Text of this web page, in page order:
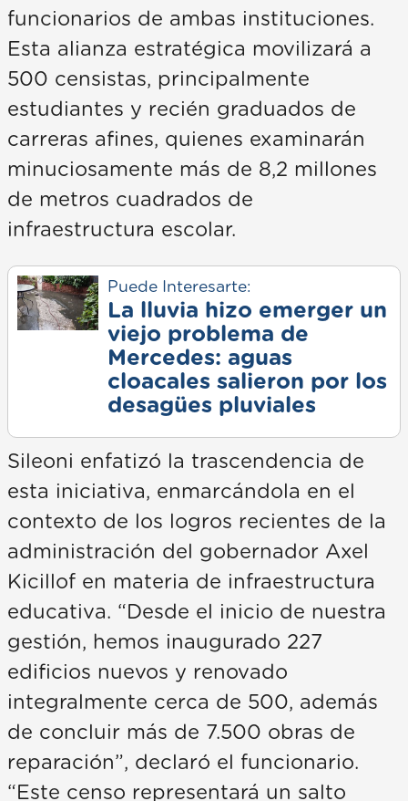
funcionarios de ambas instituciones.
Esta alianza estratégica movilizará a
500 censistas, principalmente
estudiantes y recién graduados de
carreras afines, quienes examinarán
minuciosamente más de 8,2 millones
de metros cuadrados de
infraestructura escolar.
Puede Interesarte:
La lluvia hizo emerger un
viejo problema de
Mercedes: aguas
cloacales salieron por los
desagües pluviales
Sileoni enfatizó la trascendencia de
esta iniciativa, enmarcándola en el
contexto de los logros recientes de la
administración del gobernador Axel
Kicillof en materia de infraestructura
educativa. “Desde el inicio de nuestra
gestión, hemos inaugurado 227
edificios nuevos y renovado
integralmente cerca de 500, además
de concluir más de 7.500 obras de
reparación”, declaró el funcionario.
“Este censo representará un salto